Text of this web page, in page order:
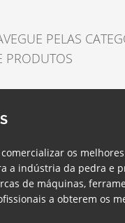
PELAS
PRODUTOS
comercializar os
a indústria da pedra e
de máquinas,
a obterem os